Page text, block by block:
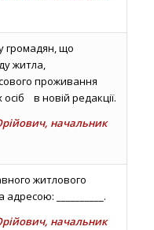
громадян, що
житла,
проживання
в новій редакції.
начальник
житлового
__________.
начальник